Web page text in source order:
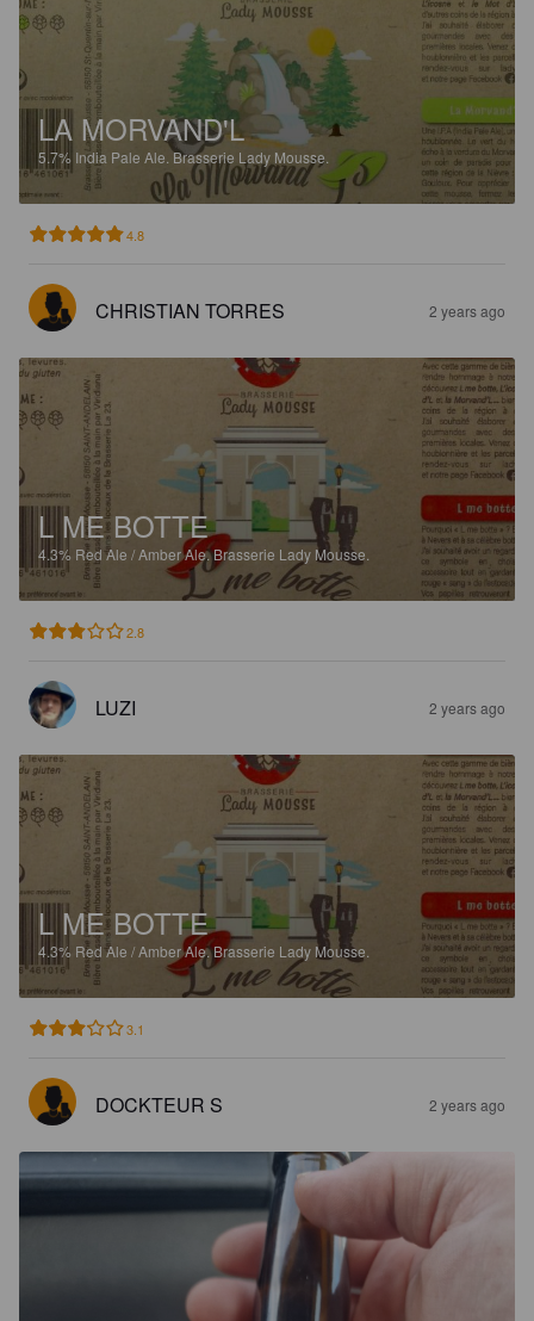
LA MORVAND'L
5.7% India Pale Ale.Brasserie Lady Mousse.
4.8
CHRISTIAN TORRES 2 years ago
L ME BOTTE
4.3% Red Ale / Amber Ale.Brasserie Lady Mousse.
2.8
LUZI 2 years ago
L ME BOTTE
4.3% Red Ale / Amber Ale.Brasserie Lady Mousse.
3.1
DOCKTEUR S 2 years ago